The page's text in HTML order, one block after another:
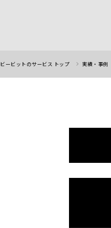
ビービットのサービス トップ 実績・事例